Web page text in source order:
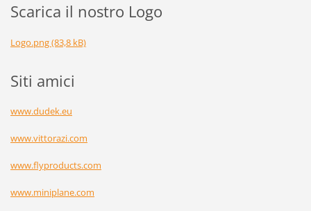
Scarica il nostro Logo
Logo.png (83,8 kB)
Siti amici
www.dudek.eu
www.vittorazi.com
www.flyproducts.com
www.miniplane.com